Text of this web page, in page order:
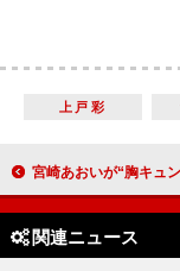
上戸彩
宮崎あおいが“胸キュン”するのは… 「男性が花
関連ニュース